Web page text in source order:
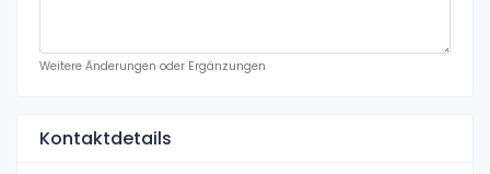
Weitere Änderungen oder Ergänzungen
Kontaktdetails